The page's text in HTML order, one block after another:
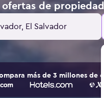
ofertas de
más de 3 millones de